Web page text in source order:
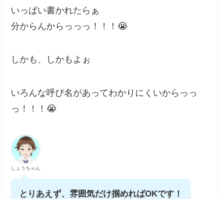
いっぱい書かれたらぁ
分からんからっっっ！！！😭
しかも、しかもよぉ
いろんな呼び名があってわかりにくいからっっ
っ！！！😭
しょうちゃん
とりあえず、雰囲気だけ掴めればOKです！